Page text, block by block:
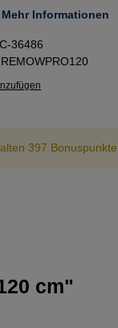
36486
REMOWPRO120
397
cm"